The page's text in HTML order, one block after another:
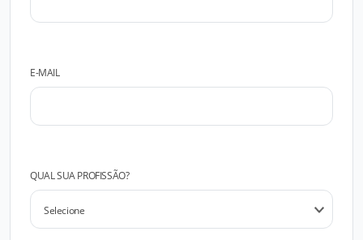
E-MAIL
QUAL SUA PROFISSÃO?